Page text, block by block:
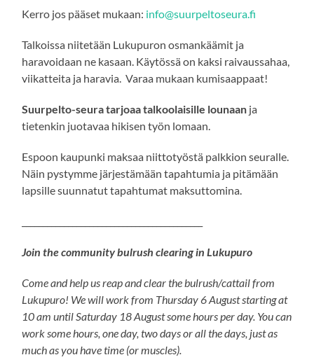
Kerro jos pääset mukaan: info@suurpeltoseura.fi
Talkoissa niitetään Lukupuron osmankäämit ja
haravoidaan ne kasaan. Käytössä on kaksi raivaussahaa,
viikatteita ja haravia. Varaa mukaan kumisaappaat!
Suurpelto-seura tarjoaa talkoolaisille lounaan ja
tietenkin juotavaa hikisen työn lomaan.
Espoon kaupunki maksaa niittotyöstä palkkion seuralle.
Näin pystymme järjestämään tapahtumia ja pitämään
lapsille suunnatut tapahtumat maksuttomina.
Join the community bulrush clearing in Lukupuro
Come and help us reap and clear the bulrush/cattail from
Lukupuro! We will work from Thursday 6 August starting at
10 am until Saturday 18 August some hours per day. You can
work some hours, one day, two days or all the days, just as
much as you have time (or muscles).